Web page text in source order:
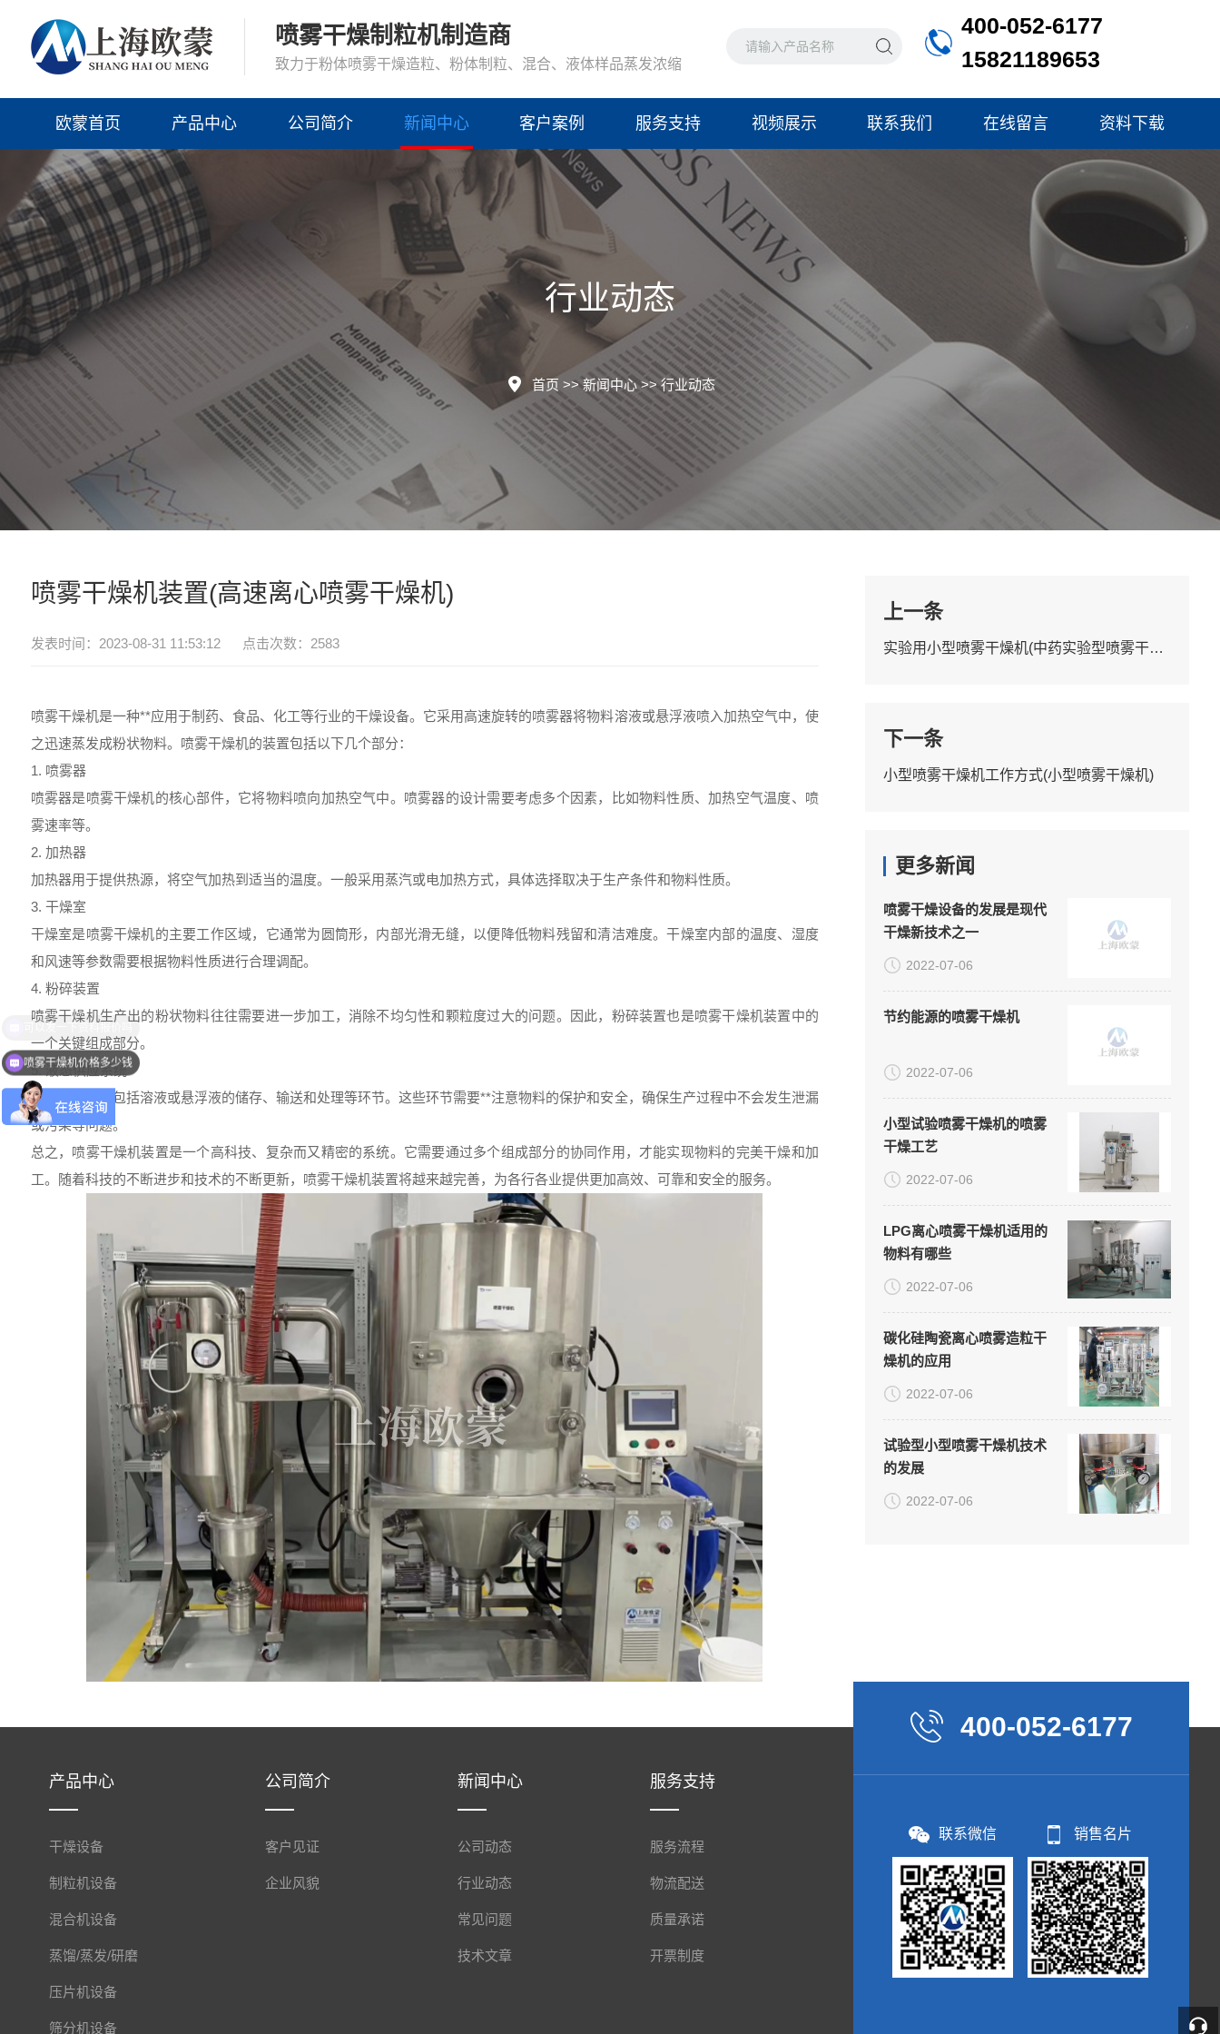
喷雾干燥制粒机制造商
致力于粉体喷雾干燥造粒、粉体制粒、混合、液体样品蒸发浓缩
400-052-6177
15821189653
欧蒙首页 产品中心 公司简介 新闻中心 客户案例 服务支持 视频展示 联系我们 在线留言 资料下载
行业动态
首页 >>新闻中心>>行业动态
喷雾干燥机装置(高速离心喷雾干燥机)
发表时间：2023-08-31 11:53:12 点击次数：2583
喷雾干燥机是一种**应用于制药、食品、化工等行业的干燥设备。它采用高速旋转的喷雾器将物料溶液或悬浮液喷入加热空气中，使
之迅速蒸发成粉状物料。喷雾干燥机的装置包括以下几个部分：
1. 喷雾器
喷雾器是喷雾干燥机的核心部件，它将物料喷向加热空气中。喷雾器的设计需要考虑多个因素，比如物料性质、加热空气温度、喷
雾速率等。
2. 加热器
加热器用于提供热源，将空气加热到适当的温度。一般采用蒸汽或电加热方式，具体选择取决于生产条件和物料性质。
3. 干燥室
干燥室是喷雾干燥机的主要工作区域，它通常为圆筒形，内部光滑无缝，以便降低物料残留和清洁难度。干燥室内部的温度、湿度
和风速等参数需要根据物料性质进行合理调配。
4. 粉碎装置
喷雾干燥机生产出的粉状物料往往需要进一步加工，消除不均匀性和颗粒度过大的问题。因此，粉碎装置也是喷雾干燥机装置中的
一个关键组成部分。
5. 液态供应系统
液态供应系统包括溶液或悬浮液的储存、输送和处理等环节。这些环节需要**注意物料的保护和安全，确保生产过程中不会发生泄漏
或污染等问题。
总之，喷雾干燥机装置是一个高科技、复杂而又精密的系统。它需要通过多个组成部分的协同作用，才能实现物料的完美干燥和加
工。随着科技的不断进步和技术的不断更新，喷雾干燥机装置将越来越完善，为各行各业提供更加高效、可靠和安全的服务。
上一条
实验用小型喷雾干燥机(中药实验型喷雾干燥机)
下一条
小型喷雾干燥机工作方式(小型喷雾干燥机)
更多新闻
喷雾干燥设备的发展是现代
干燥新技术之一
2022-07-06
节约能源的喷雾干燥机
2022-07-06
小型试验喷雾干燥机的喷雾
干燥工艺
2022-07-06
LPG离心喷雾干燥机适用的
物料有哪些
2022-07-06
碳化硅陶瓷离心喷雾造粒干
燥机的应用
2022-07-06
试验型小型喷雾干燥机技术
的发展
2022-07-06
产品中心
干燥设备
制粒机设备
混合机设备
蒸馏/蒸发/研磨
压片机设备
筛分机设备
公司简介
客户见证
企业风貌
新闻中心
公司动态
行业动态
常见问题
技术文章
服务支持
服务流程
物流配送
质量承诺
开票制度
400-052-6177
联系微信 销售名片
喷雾干燥机价格多少钱